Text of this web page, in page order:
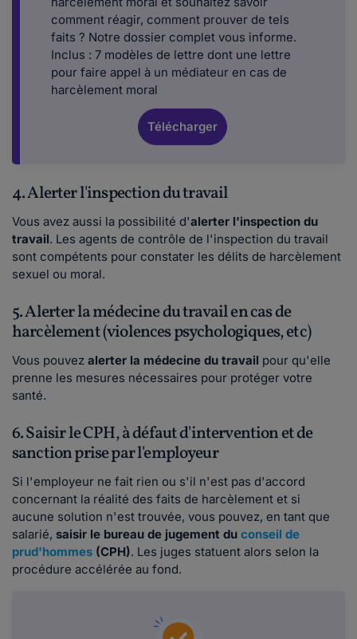
comment réagir, comment prouver de tels
faits ? Notre dossier complet vous informe.
Inclus : 7 modèles de lettre dont une lettre
pour faire appel à un médiateur en cas de
harcèlement moral
Télécharger
4. Alerter l'inspection du travail
Vous avez aussi la possibilité d'alerter l'inspection du
travail. Les agents de contrôle de l'inspection du travail
sont compétents pour constater les délits de harcèlement
sexuel ou moral.
5. Alerter la médecine du travail en cas de
harcèlement (violences psychologiques, etc)
Vous pouvez alerter la médecine du travail pour qu'elle
prenne les mesures nécessaires pour protéger votre
santé.
6. Saisir le CPH, à défaut d'intervention et de
sanction prise par l'employeur
Si l'employeur ne fait rien ou s'il n'est pas d'accord
concernant la réalité des faits de harcèlement et si
aucune solution n'est trouvée, vous pouvez, en tant que
salarié, saisir le bureau de jugement du conseil de
prud'hommes (CPH). Les juges statuent alors selon la
procédure accélérée au fond.